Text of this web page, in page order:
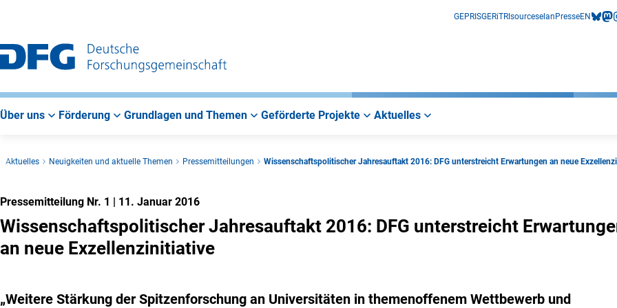
GEPRISGERiTRIsourceselan PresseEN
Über uns Förderung Grundlagen und Themen Geförderte Projekte Aktuelles
Aktuelles Neuigkeiten und aktuelle Themen Pressemitteilungen Wissenschaftspolitischer Jahresauftakt 2016: DFG unterstreicht Erwartungen an neue
Pressemitteilung Nr. 1 | 11. Januar 2016
Wissenschaftspolitischer Jahresauftakt 2016: DFG unterstreicht
an neue Exzellenzinitiative
„Weitere Stärkung der Spitzenforschung an Universitäten in themenoffenem Wettbewerb und